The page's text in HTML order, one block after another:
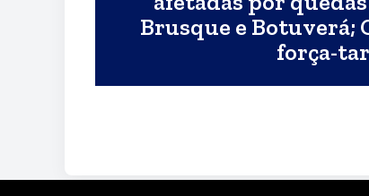
Brusque e Botuverá;
força-